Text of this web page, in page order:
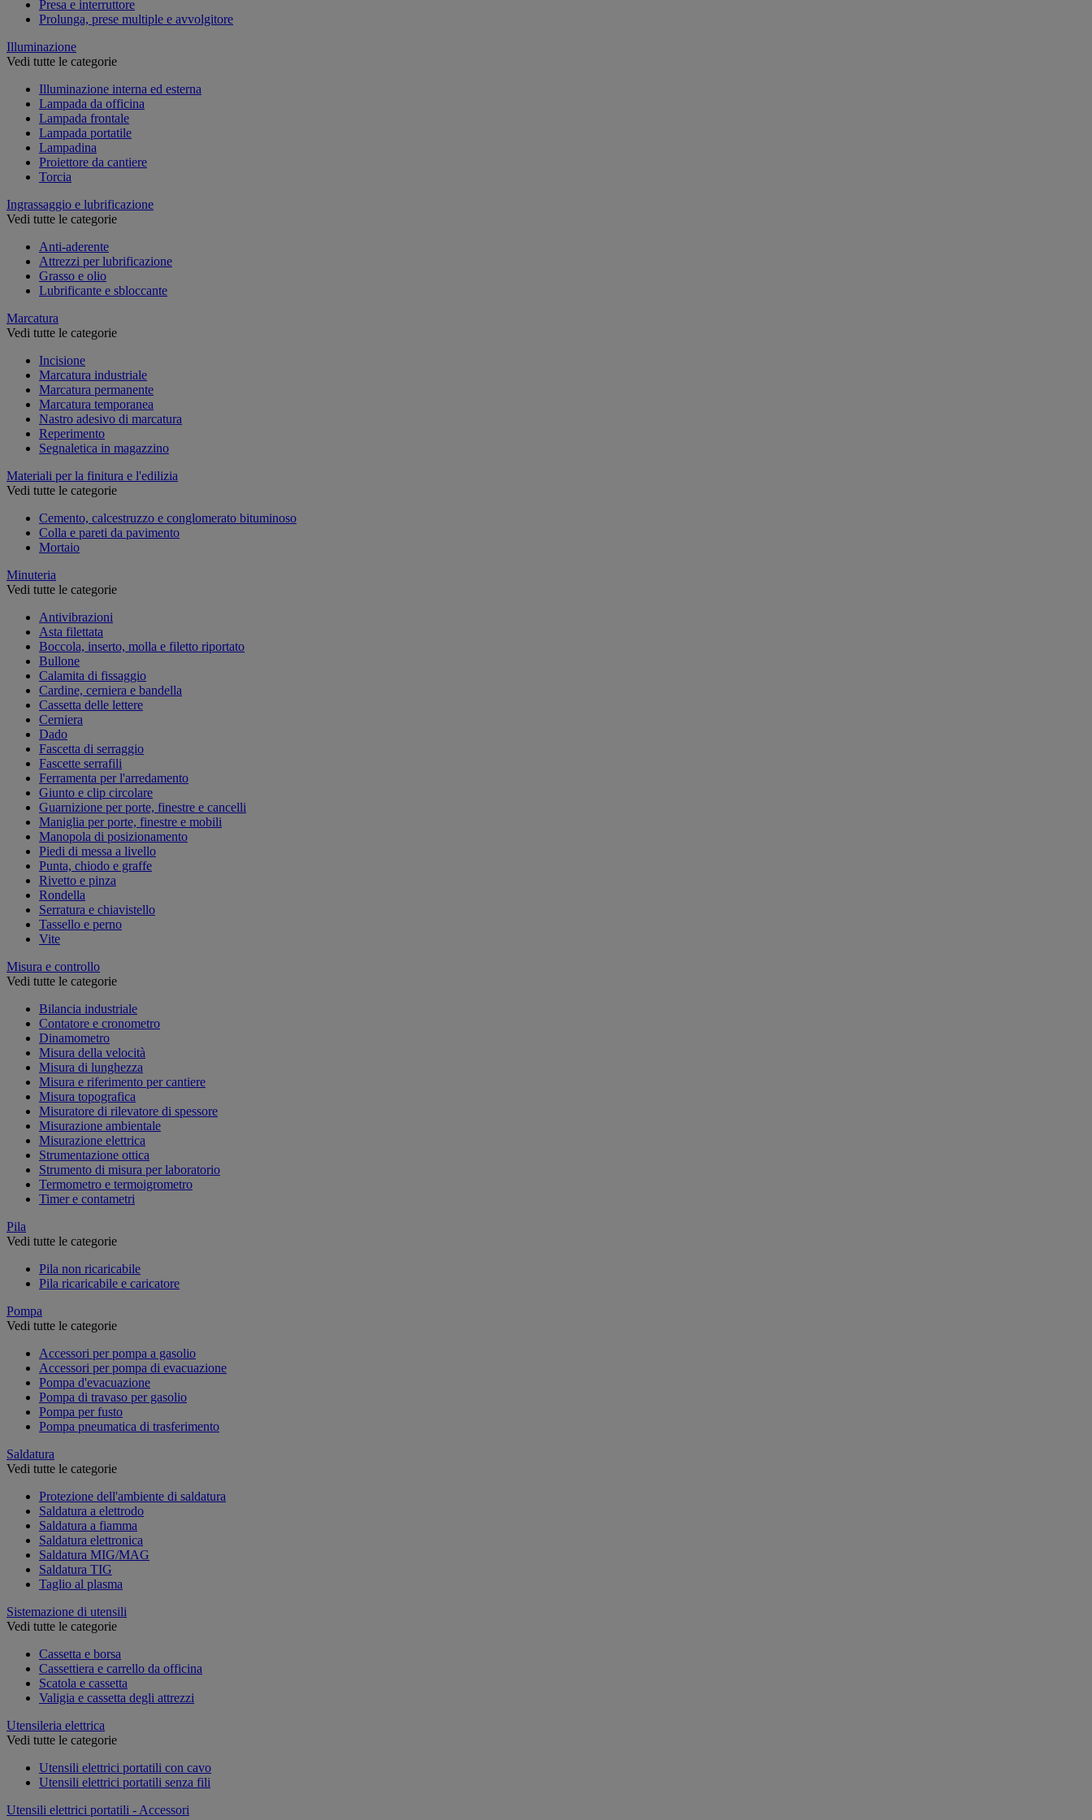
Presa e interruttore
Prolunga, prese multiple e avvolgitore
Illuminazione
Vedi tutte le categorie
Illuminazione interna ed esterna
Lampada da officina
Lampada frontale
Lampada portatile
Lampadina
Proiettore da cantiere
Torcia
Ingrassaggio e lubrificazione
Vedi tutte le categorie
Anti-aderente
Attrezzi per lubrificazione
Grasso e olio
Lubrificante e sbloccante
Marcatura
Vedi tutte le categorie
Incisione
Marcatura industriale
Marcatura permanente
Marcatura temporanea
Nastro adesivo di marcatura
Reperimento
Segnaletica in magazzino
Materiali per la finitura e l'edilizia
Vedi tutte le categorie
Cemento, calcestruzzo e conglomerato bituminoso
Colla e pareti da pavimento
Mortaio
Minuteria
Vedi tutte le categorie
Antivibrazioni
Asta filettata
Boccola, inserto, molla e filetto riportato
Bullone
Calamita di fissaggio
Cardine, cerniera e bandella
Cassetta delle lettere
Cerniera
Dado
Fascetta di serraggio
Fascette serrafili
Ferramenta per l'arredamento
Giunto e clip circolare
Guarnizione per porte, finestre e cancelli
Maniglia per porte, finestre e mobili
Manopola di posizionamento
Piedi di messa a livello
Punta, chiodo e graffe
Rivetto e pinza
Rondella
Serratura e chiavistello
Tassello e perno
Vite
Misura e controllo
Vedi tutte le categorie
Bilancia industriale
Contatore e cronometro
Dinamometro
Misura della velocità
Misura di lunghezza
Misura e riferimento per cantiere
Misura topografica
Misuratore di rilevatore di spessore
Misurazione ambientale
Misurazione elettrica
Strumentazione ottica
Strumento di misura per laboratorio
Termometro e termoigrometro
Timer e contametri
Pila
Vedi tutte le categorie
Pila non ricaricabile
Pila ricaricabile e caricatore
Pompa
Vedi tutte le categorie
Accessori per pompa a gasolio
Accessori per pompa di evacuazione
Pompa d'evacuazione
Pompa di travaso per gasolio
Pompa per fusto
Pompa pneumatica di trasferimento
Saldatura
Vedi tutte le categorie
Protezione dell'ambiente di saldatura
Saldatura a elettrodo
Saldatura a fiamma
Saldatura elettronica
Saldatura MIG/MAG
Saldatura TIG
Taglio al plasma
Sistemazione di utensili
Vedi tutte le categorie
Cassetta e borsa
Cassettiera e carrello da officina
Scatola e cassetta
Valigia e cassetta degli attrezzi
Utensileria elettrica
Vedi tutte le categorie
Utensili elettrici portatili con cavo
Utensili elettrici portatili senza fili
Utensili elettrici portatili - Accessori